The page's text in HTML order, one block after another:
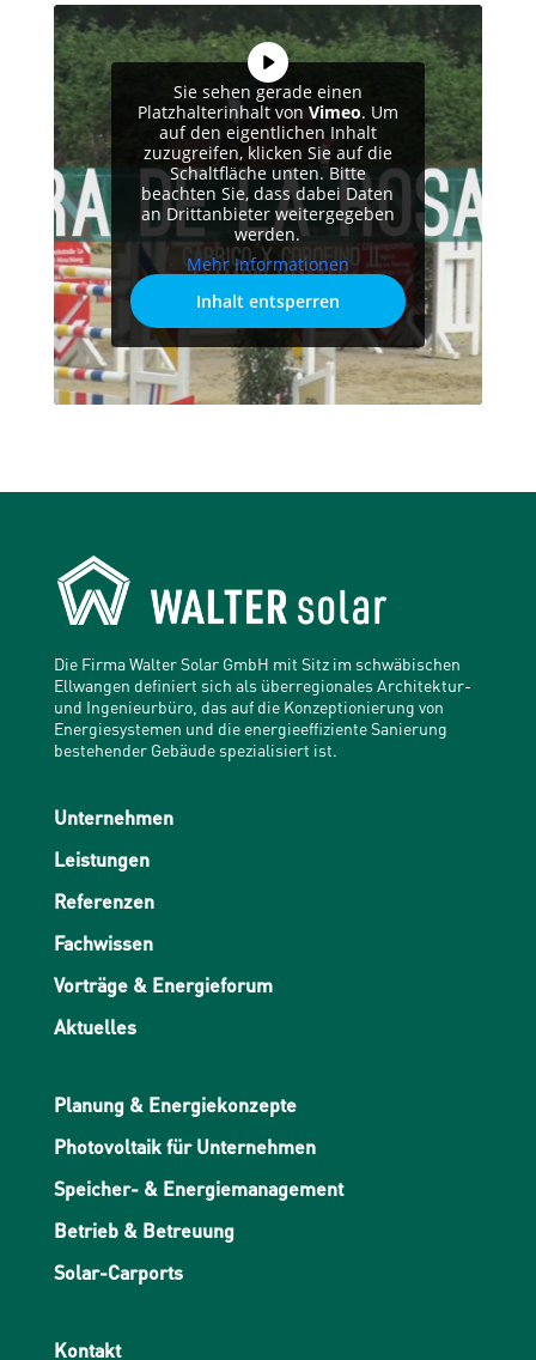
Sie sehen gerade einen
Platzhalterinhalt von Vimeo. Um
auf den eigentlichen Inhalt
zuzugreifen, klicken Sie auf die
Schaltfläche unten. Bitte
beachten Sie, dass dabei Daten
an Drittanbieter weitergegeben
werden.
Mehr Informationen
Inhalt entsperren
Die Firma Walter Solar GmbH mit Sitz im schwäbischen
Ellwangen definiert sich als überregionales Architektur-
und Ingenieurbüro, das auf die Konzeptionierung von
Energiesystemen und die energieeffiziente Sanierung
bestehender Gebäude spezialisiert ist.
Unternehmen
Leistungen
Referenzen
Fachwissen
Vorträge & Energieforum
Aktuelles
Planung & Energiekonzepte
Photovoltaik für Unternehmen
Speicher- & Energiemanagement
Betrieb & Betreuung
Solar-Carports
Kontakt